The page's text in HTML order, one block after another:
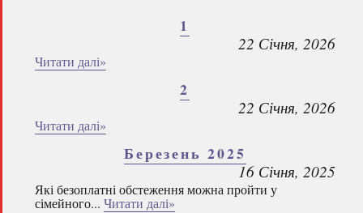
1
22 Січня, 2026
Читати далі»
2
22 Січня, 2026
Читати далі»
Березень 2025
16 Січня, 2025
Які безоплатні обстеження можна пройти у
сімейного... Читати далі»